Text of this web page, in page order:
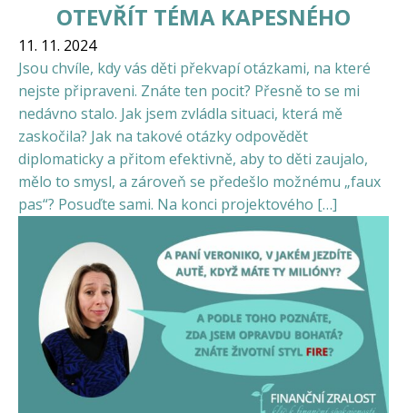
OTEVŘÍT TÉMA KAPESNÉHO
11. 11. 2024
Jsou chvíle, kdy vás děti překvapí otázkami, na které
nejste připraveni. Znáte ten pocit? Přesně to se mi
nedávno stalo. Jak jsem zvládla situaci, která mě
zaskočila? Jak na takové otázky odpovědět
diplomaticky a přitom efektivně, aby to děti zaujalo,
mělo to smysl, a zároveň se předešlo možnému „faux
pas“? Posuďte sami. Na konci projektového […]